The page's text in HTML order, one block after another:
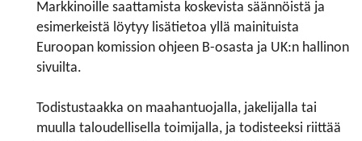
Markkinoille saattamista koskevista säännöistä ja
esimerkeistä löytyy lisätietoa yllä mainituista
Euroopan komission ohjeen B-osasta ja UK:n hallinon
sivuilta.
Todistustaakka on maahantuojalla, jakelijalla tai
muulla taloudellisella toimijalla, ja todisteeksi riittää